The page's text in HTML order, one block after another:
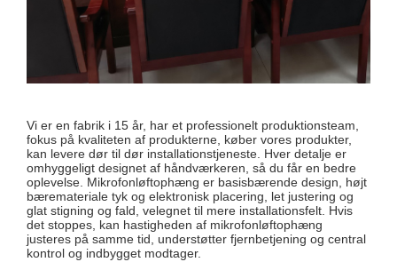
Vi er en fabrik i 15 år, har et professionelt produktionsteam,
fokus på kvaliteten af ​​produkterne, køber vores produkter,
kan levere dør til dør installationstjeneste. Hver detalje er
omhyggeligt designet af håndværkeren, så du får en bedre
oplevelse. Mikrofonløftophæng er basisbærende design, højt
bæremateriale tyk og elektronisk placering, let justering og
glat stigning og fald, velegnet til mere installationsfelt. Hvis
det stoppes, kan hastigheden af ​​mikrofonløftophæng
justeres på samme tid, understøtter fjernbetjening og central
kontrol og indbygget modtager.